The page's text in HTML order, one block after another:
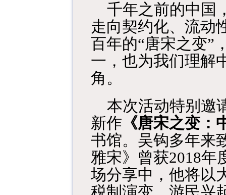
千年之前的中国
走向契约化、流动
百年的“唐宋之变”
一，也为我们理解
角。
本次活动特别邀
新作 《唐宋之变 ：
书馆。吴钩多年来
雅宋》曾获2018年
场分享中，他将以